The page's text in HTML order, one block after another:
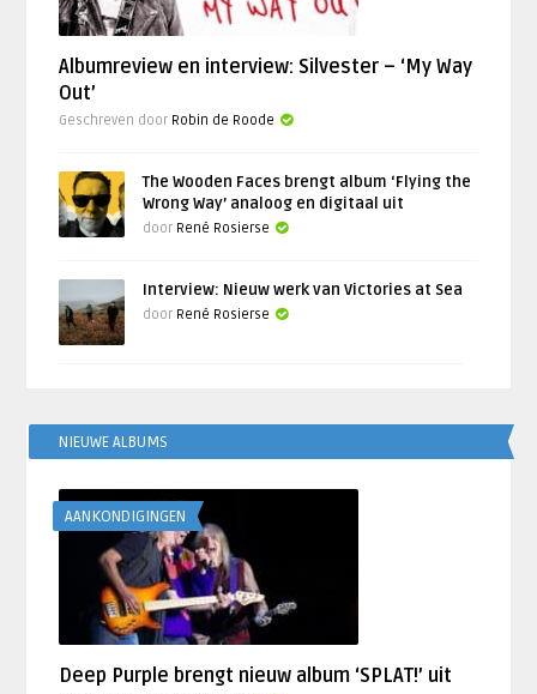
Albumreview en interview: Silvester – ‘My Way
Out’
Geschreven door Robin de Roode
The Wooden Faces brengt album ‘Flying the
Wrong Way’ analoog en digitaal uit
door René Rosierse
Interview: Nieuw werk van Victories at Sea
door René Rosierse
NIEUWE ALBUMS
AANKONDIGINGEN
Deep Purple brengt nieuw album ‘SPLAT!’ uit